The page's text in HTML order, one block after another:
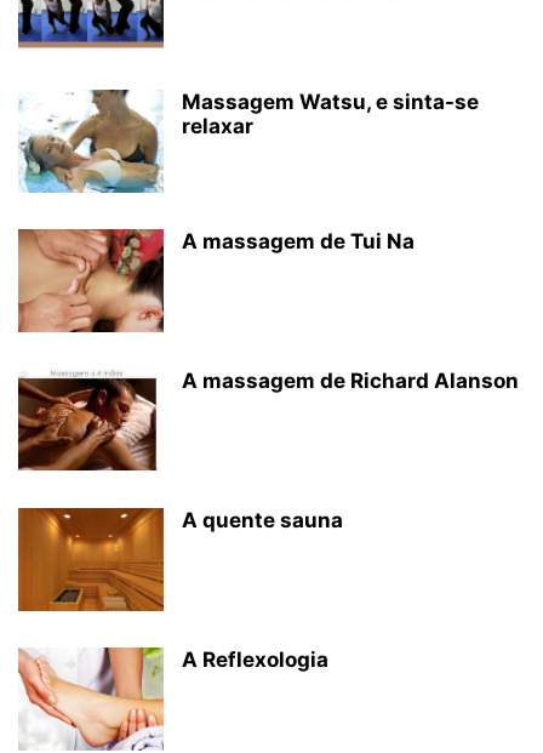
Massagem Watsu, e sinta-se
relaxar
A massagem de Tui Na
A massagem de Richard Alanson
A quente sauna
A Reflexologia